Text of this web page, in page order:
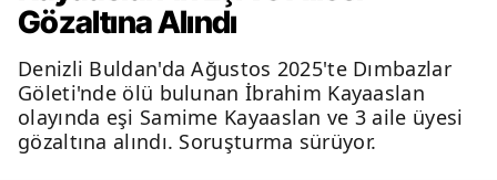
Gözaltına Alındı
Denizli Buldan'da Ağustos 2025'te Dımbazlar
Göleti'nde ölü bulunan İbrahim Kayaaslan
olayında eşi Samime Kayaaslan ve 3 aile üyesi
gözaltına alındı. Soruşturma sürüyor.